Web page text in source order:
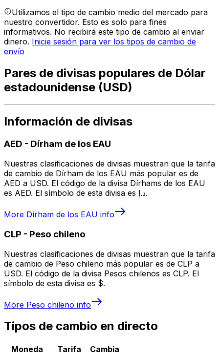
Utilizamos el tipo de cambio medio del mercado para
nuestro convertidor. Esto es solo para fines
informativos. No recibirá este tipo de cambio al enviar
dinero. Inicie sesión para ver los tipos de cambio de
envío
Pares de divisas populares de Dólar
estadounidense (USD)
Información de divisas
AED - Dírham de los EAU
Nuestras clasificaciones de divisas muestran que la tarifa
de cambio de Dírham de los EAU más popular es de
AED a USD. El código de la divisa Dírhams de los EAU
es AED. El símbolo de esta divisa es د.إ.
More Dírham de los EAU info
CLP - Peso chileno
Nuestras clasificaciones de divisas muestran que la tarifa
de cambio de Peso chileno más popular es de CLP a
USD. El código de la divisa Pesos chilenos es CLP. El
símbolo de esta divisa es $.
More Peso chileno info
Tipos de cambio en directo
Moneda Tarifa
Cambia